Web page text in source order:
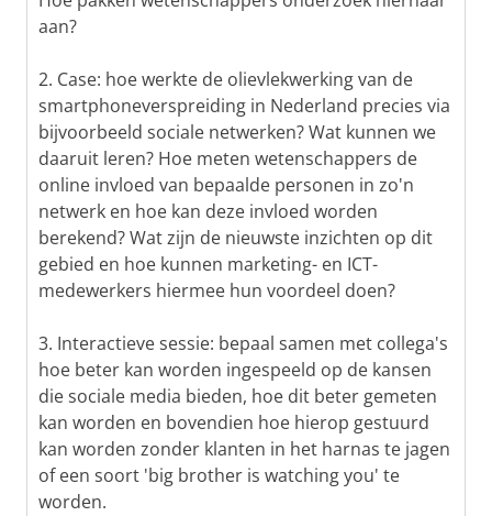
aan?
2. Case: hoe werkte de olievlekwerking van de
smartphoneverspreiding in Nederland precies via
bijvoorbeeld sociale netwerken? Wat kunnen we
daaruit leren? Hoe meten wetenschappers de
online invloed van bepaalde personen in zo'n
netwerk en hoe kan deze invloed worden
berekend? Wat zijn de nieuwste inzichten op dit
gebied en hoe kunnen marketing- en ICT-
medewerkers hiermee hun voordeel doen?
3. Interactieve sessie: bepaal samen met collega's
hoe beter kan worden ingespeeld op de kansen
die sociale media bieden, hoe dit beter gemeten
kan worden en bovendien hoe hierop gestuurd
kan worden zonder klanten in het harnas te jagen
of een soort 'big brother is watching you' te
worden.